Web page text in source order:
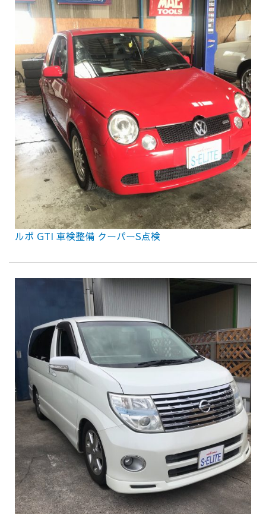
ルポ GTI 車検整備 クーパーS点検